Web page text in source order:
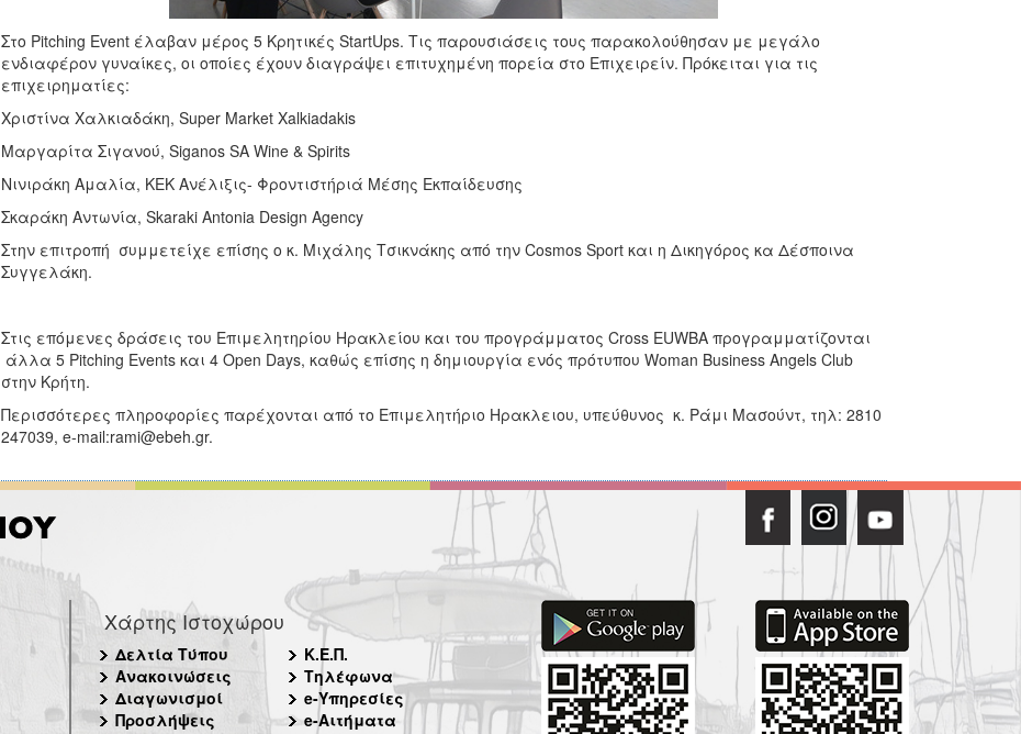
Στο Pitching Event έλαβαν μέρος 5 Κρητικές StartUps. Τις παρουσιάσεις τους παρακολούθησαν με μεγάλο
ενδιαφέρον γυναίκες, οι οποίες έχουν διαγράψει επιτυχημένη πορεία στο Επιχειρείν. Πρόκειται για τις
επιχειρηματίες:
Χριστίνα Χαλκιαδάκη, Super Market Xalkiadakis
Μαργαρίτα Σιγανού, Siganos SA Wine & Spirits
Νινιράκη Αμαλία, ΚΕΚ Ανέλιξις- Φροντιστήριά Μέσης Εκπαίδευσης
Σκαράκη Αντωνία, Skaraki Antonia Design Agency
Στην επιτροπή συμμετείχε επίσης ο κ. Μιχάλης Τσικνάκης από την Cosmos Sport και η Δικηγόρος κα Δέσποινα
Συγγελάκη.
Στις επόμενες δράσεις του Επιμελητηρίου Ηρακλείου και του προγράμματος Cross EUWBA προγραμματίζονται
άλλα 5 Pitching Events και 4 Open Days, καθώς επίσης η δημιουργία ενός πρότυπου Woman Business Angels Club
στην Κρήτη.
Περισσότερες πληροφορίες παρέχονται από το Επιμελητήριο Ηρακλειου, υπεύθυνος κ. Ράμι Μασούντ, τηλ: 2810
247039, e-mail:rami@ebeh.gr.
Χάρτης Ιστοχώρου
Δελτία Τύπου
Ανακοινώσεις
Διαγωνισμοί
Προσλήψεις
Κ.Ε.Π.
Τηλέφωνα
e-Υπηρεσίες
e-Αιτήματα